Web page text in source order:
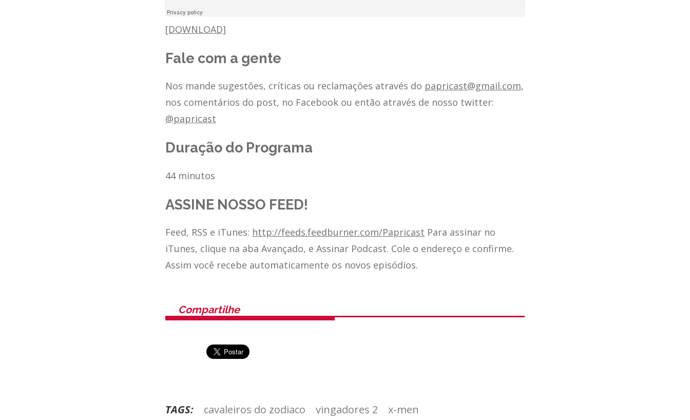
[DOWNLOAD]
Fale com a gente
Nos mande sugestões, críticas ou reclamações através do papricast@gmail.com,
nos comentários do post, no Facebook ou então através de nosso twitter:
@papricast
Duração do Programa
44 minutos
ASSINE NOSSO FEED!
Feed, RSS e iTunes: http://feeds.feedburner.com/Papricast Para assinar no
iTunes, clique na aba Avançado, e Assinar Podcast. Cole o endereço e confirme.
Assim você recebe automaticamente os novos episódios.
Compartilhe
TAGS: cavaleiros do zodiaco vingadores 2 x-men